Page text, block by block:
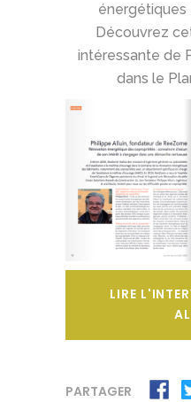
énergétiques
Découvrez
intéressante de
dans le
LIRE
PARTAGER